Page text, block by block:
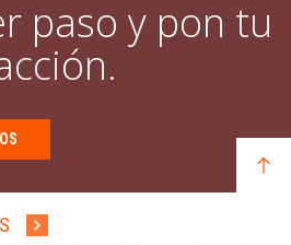
paso y pon tu